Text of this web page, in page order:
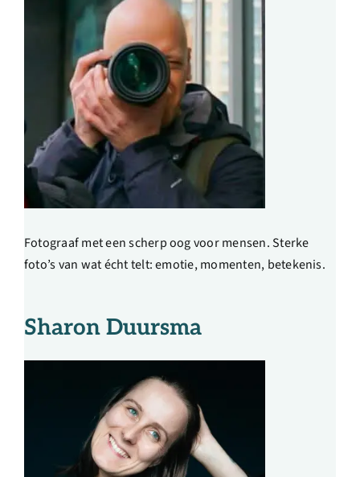
Fotograaf met een scherp oog voor mensen. Sterke
foto’s van wat écht telt: emotie, momenten, betekenis.
Sharon Duursma